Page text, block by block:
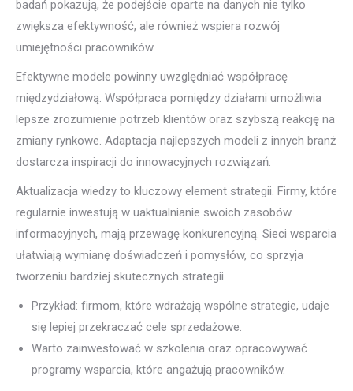
badań pokazują, że podejście oparte na danych nie tylko
zwiększa efektywność, ale również wspiera rozwój
umiejętności pracowników.
Efektywne modele powinny uwzględniać współpracę
międzydziałową. Współpraca pomiędzy działami umożliwia
lepsze zrozumienie potrzeb klientów oraz szybszą reakcję na
zmiany rynkowe. Adaptacja najlepszych modeli z innych branż
dostarcza inspiracji do innowacyjnych rozwiązań.
Aktualizacja wiedzy to kluczowy element strategii. Firmy, które
regularnie inwestują w uaktualnianie swoich zasobów
informacyjnych, mają przewagę konkurencyjną. Sieci wsparcia
ułatwiają wymianę doświadczeń i pomysłów, co sprzyja
tworzeniu bardziej skutecznych strategii.
Przykład: firmom, które wdrażają wspólne strategie, udaje
się lepiej przekraczać cele sprzedażowe.
Warto zainwestować w szkolenia oraz opracowywać
programy wsparcia, które angażują pracowników.